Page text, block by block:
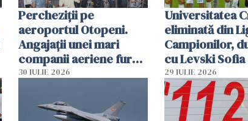
Percheziții pe
aeroportul Otopeni.
Angajații unei mari
companii aeriene furau
parfumuri, ceasuri și
vânzării
30 IULIE 2026
Universitatea
eliminată din
Campionilor,
cu Levski Sofia
29 IULIE 2026